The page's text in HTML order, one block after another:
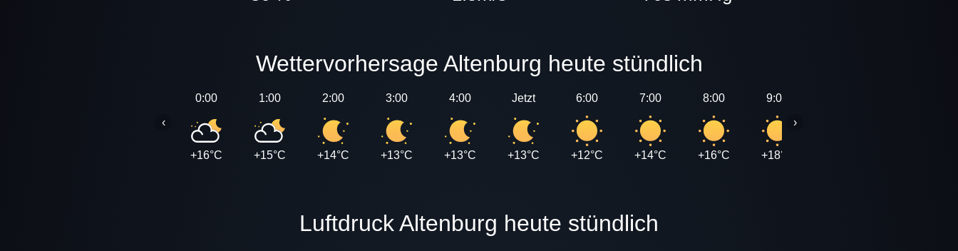
Wettervorhersage Altenburg heute stündlich
0:00
+16°C
1:00
+15°C
2:00
+14°C
3:00
+13°C
4:00
+13°C
Jetzt
+13°C
6:00
+12°C
7:00
+14°C
8:00
+16°C
9:00
+18°C
‹ ›
Luftdruck Altenburg heute stündlich